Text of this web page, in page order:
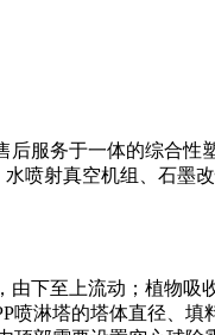
服务于一体的综合性
喷射真空机组、石墨
下至上流动；植物
喷淋塔的塔体直径、